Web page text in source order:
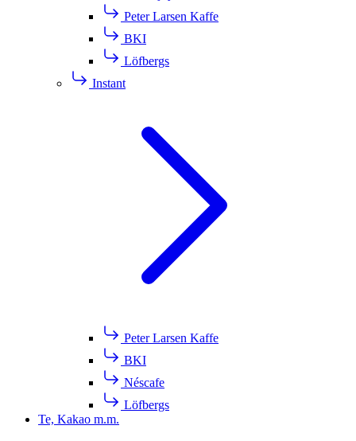
Peter Larsen Kaffe
BKI
Löfbergs
Instant
Peter Larsen Kaffe
BKI
Néscafe
Löfbergs
Te, Kakao m.m.